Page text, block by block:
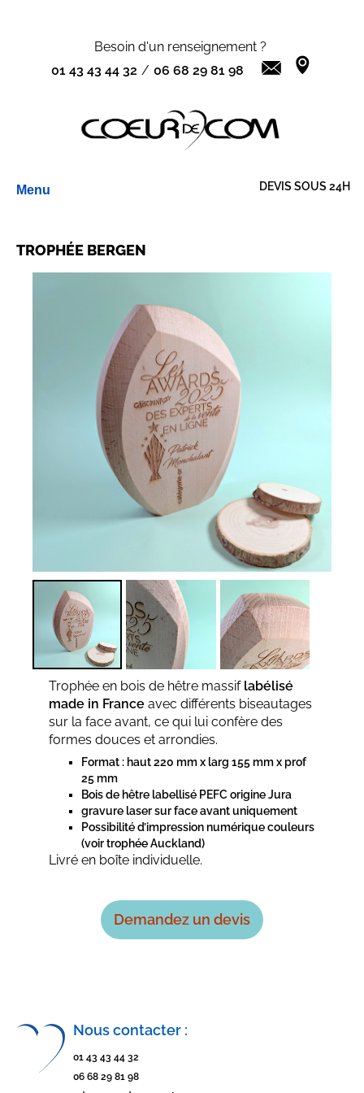
Besoin d'un renseignement ?
01 43 43 44 32 / 06 68 29 81 98
Menu DEVIS SOUS 24H
TROPHÉE BERGEN
Trophée en bois de hêtre massif labélisé
made in France avec différents biseautages
sur la face avant, ce qui lui confère des
formes douces et arrondies.
Format : haut 220 mm x larg 155 mm x prof
25 mm
Bois de hêtre labellisé PEFC origine Jura
gravure laser sur face avant uniquement
Possibilité d’impression numérique couleurs
(voir trophée Auckland)
Livré en boîte individuelle.
Demandez un devis
Nous contacter :
01 43 43 44 32
06 68 29 81 98